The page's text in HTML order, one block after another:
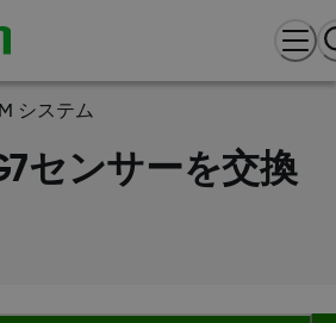
システム
センサーを交換